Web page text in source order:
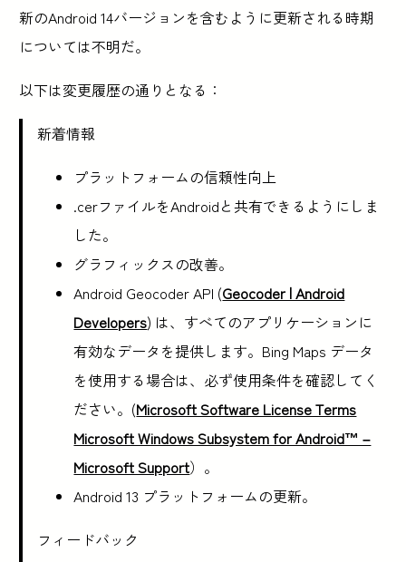
新のAndroid 14バージョンを含むように更新される時期
については不明だ。
以下は変更履歴の通りとなる：
新着情報
プラットフォームの信頼性向上
.cerファイルをAndroidと共有できるようにしま
した。
グラフィックスの改善。
Android Geocoder API (Geocoder | Android
Developers) は、すべてのアプリケーションに
有効なデータを提供します。Bing Maps データ
を使用する場合は、必ず使用条件を確認してく
ださい。(Microsoft Software License Terms
Microsoft Windows Subsystem for Android™ –
Microsoft Support）。
Android 13 プラットフォームの更新。
フィードバック